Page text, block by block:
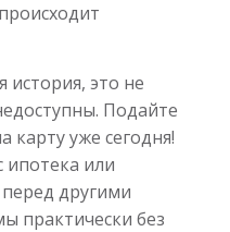
история, это не
Подайте
карту уже сегодня!
ипотека или
другими
практически без